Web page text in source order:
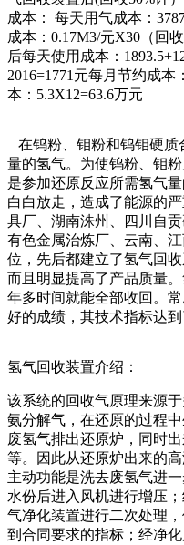
成本： 每天用气成本：
成本：0.17M3/元X30（回
后每天使用成本：
2016=1771元每月节约成本
本：5.3X12=63.6万元
在钨粉、钼粉和钨钼硬质
量的氢气。为使钨粉、钼
是参加还原反应所需氢气
白白放走，造成了能源的
具厂、湖南洙州、四川自
有色金属治炼厂、云南、
位，先后都建立了氢气回
而且明显提高了产品质量
年多时间就能全部收回。
好的成绩，其技术指标达到
氢气回收装置介绍：
该系统的回收气原理来源
氨分解气，在还原的过程
废氢气排出还原炉，同时
等。因此从还原炉出来的
主动功能是洗去废氢气进
水份后进入风机进行增压
气净化装置进行二次处理
到合同要求的指标；经净